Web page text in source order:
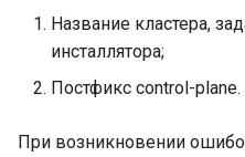
Работа с трафиком east-
Подключение физических
контейнерам
Название кластера,
инсталлятора;
Постфикс control-plane.
При возникновении